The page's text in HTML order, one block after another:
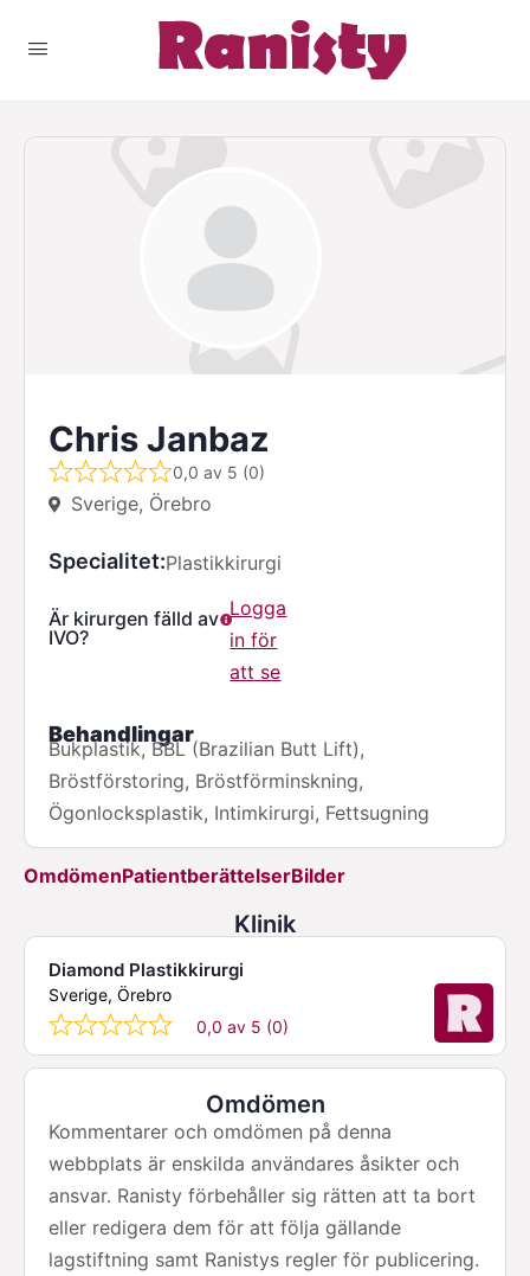
Chris Janbaz
0,0 av 5 (0)
Sverige, Örebro
Specialitet Plastikkirurgi
Är kirurgen fälld av
IVO?
Logga
in för
att se
Behandlingar
Bukplastik, BBL (Brazilian Butt Lift),
Bröstförstoring, Bröstförminskning,
Ögonlocksplastik, Intimkirurgi, Fettsugning
OmdömenPatientberättelserBilder
Klinik
Diamond Plastikkirurgi
Sverige, Örebro
0,0 av 5 (0)
Omdömen
Kommentarer och omdömen på denna
webbplats är enskilda användares åsikter och
ansvar. Ranisty förbehåller sig rätten att ta bort
eller redigera dem för att följa gällande
lagstiftning samt Ranistys regler för publicering.